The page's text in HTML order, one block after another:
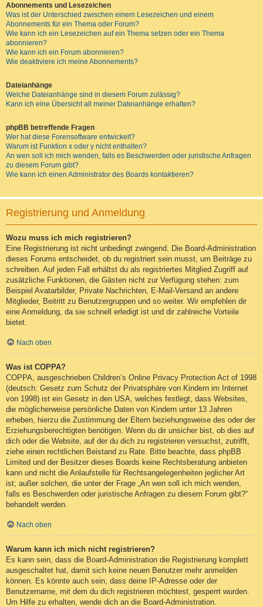
Abonnements und Lesezeichen
Was ist der Unterschied zwischen einem Lesezeichen und einem
Abonnements für ein Thema oder Forum?
Wie kann ich ein Lesezeichen auf ein Thema setzen oder ein Thema
abonnieren?
Wie kann ich ein Forum abonnieren?
Wie deaktiviere ich meine Abonnements?
Dateianhänge
Welche Dateianhänge sind in diesem Forum zulässig?
Kann ich eine Übersicht all meiner Dateianhänge erhalten?
phpBB betreffende Fragen
Wer hat diese Forensoftware entwickelt?
Warum ist Funktion x oder y nicht enthalten?
An wen soll ich mich wenden, falls es Beschwerden oder juristische Anfragen
zu diesem Forum gibt?
Wie kann ich einen Administrator des Boards kontaktieren?
Registrierung und Anmeldung
Wozu muss ich mich registrieren?
Eine Registrierung ist nicht unbedingt zwingend. Die Board-Administration
dieses Forums entscheidet, ob du registriert sein musst, um Beiträge zu
schreiben. Auf jeden Fall erhältst du als registriertes Mitglied Zugriff auf
zusätzliche Funktionen, die Gästen nicht zur Verfügung stehen: zum
Beispiel Avatarbilder, Private Nachrichten, E-Mail-Versand an andere
Mitglieder, Beitritt zu Benutzergruppen und so weiter. Wir empfehlen dir
eine Anmeldung, da sie schnell erledigt ist und dir zahlreiche Vorteile
bietet.
Nach oben
Was ist COPPA?
COPPA, ausgeschrieben Children’s Online Privacy Protection Act of 1998
(deutsch: Gesetz zum Schutz der Privatsphäre von Kindern im Internet
von 1998) ist ein Gesetz in den USA, welches festlegt, dass Websites,
die möglicherweise persönliche Daten von Kindern unter 13 Jahren
erheben, hierzu die Zustimmung der Eltern beziehungsweise des oder der
Erziehungsberechtigten benötigen. Wenn du dir unsicher bist, ob dies auf
dich oder die Website, auf der du dich zu registrieren versuchst, zutrifft,
ziehe einen rechtlichen Beistand zu Rate. Bitte beachte, dass phpBB
Limited und der Besitzer dieses Boards keine Rechtsberatung anbieten
kann und nicht die Anlaufstelle für Rechtsangelegenheiten jeglicher Art
ist; außer solchen, die unter der Frage „An wen soll ich mich wenden,
falls es Beschwerden oder juristische Anfragen zu diesem Forum gibt?“
behandelt werden.
Nach oben
Warum kann ich mich nicht registrieren?
Es kann sein, dass die Board-Administration die Registrierung komplett
ausgeschaltet hat, damit sich keine neuen Benutzer mehr anmelden
können. Es könnte auch sein, dass deine IP-Adresse oder der
Benutzername, mit dem du dich registrieren möchtest, gesperrt wurden.
Um Hilfe zu erhalten, wende dich an die Board-Administration.